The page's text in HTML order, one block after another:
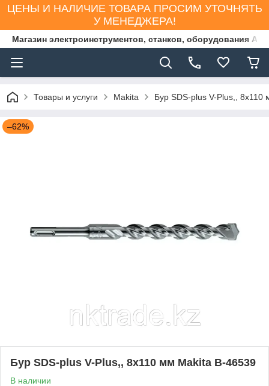
ЦЕНЫ И НАЛИЧИЕ ТОВАРА ПРОСИМ УТОЧНЯТЬ
У МЕНЕДЖЕРА!
Магазин электроинструментов, станков, оборудования
Товары и услуги Makita Бур SDS-plus V-Plus,,
–62%
Бур SDS-plus V-Plus,, 8х110 мм Makita B-46539
В наличии